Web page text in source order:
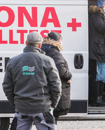
끼임 사망 관련 압수수색
울·경기도 선관위 등 9곳
합…1%대 상승 출발
한 807.62개장
오른 6365.07 개장
발.. 14명 부상, 3명은 중
중대경보'
로 남부 케슘섬에서 두차